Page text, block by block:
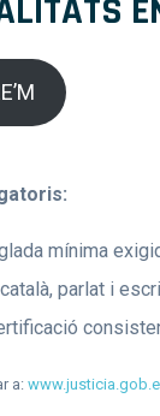
mínima
parlat i
a: